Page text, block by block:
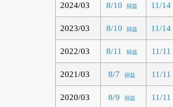
2024/03 8/10 損益 11/14
2023/03 8/10 損益 11/14
2022/03 8/11 損益 11/11
2021/03 8/7 損益 11/11
2020/03 8/9 損益 11/11